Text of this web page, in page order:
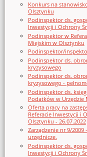
Konkurs na
Olsztynku
Podinspektor ds.
Inwestycji i Ochrony
Podinspektor w
Miejskim w Olsztynku
Podinspektor/
Podinspektor ds.
kryzysowego
Podinspektor ds.
kryzysowego -
Podinspektor ds.
Podatków w Urzędzie
Oferta pracy na
Referacie Inwestycji i
Olsztynku - 26.07.2022
Zarządzenie nr 9/
urzędnicze.
Podinspektor ds.
Inwestycji i Ochrony